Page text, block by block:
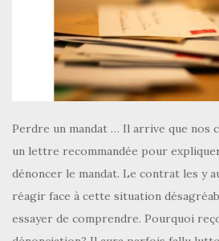
Perdre un mandat … Il arrive que nos
un lettre recommandée pour
dénoncer le mandat. Le contrat les y
réagir face à cette situation
essayer de comprendre. Pourquoi